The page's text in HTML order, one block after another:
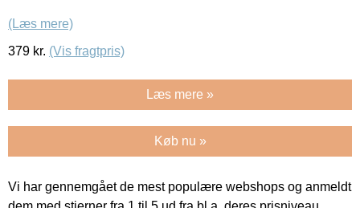
(Læs mere)
379 kr. (Vis fragtpris)
Læs mere »
Køb nu »
Vi har gennemgået de mest populære webshops og anmeldt